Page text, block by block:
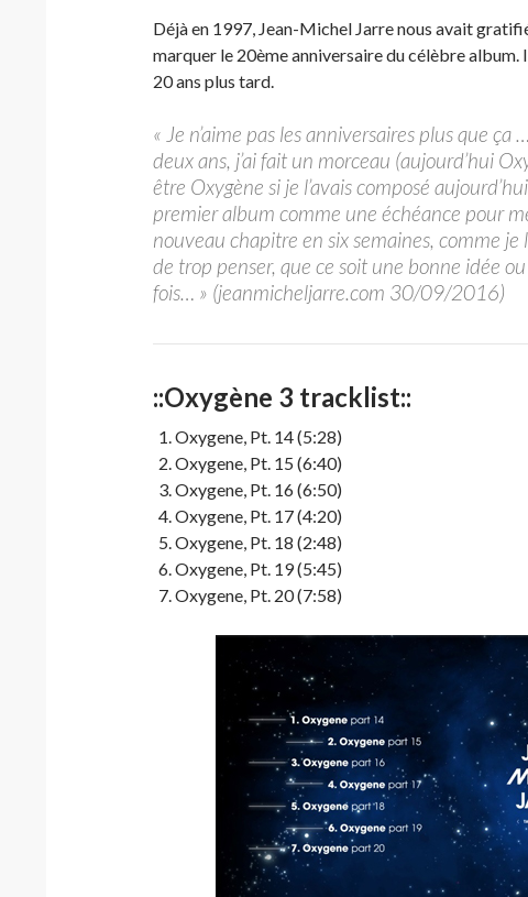
Déjà en 1997, Jean-Michel Jarre nous avait
marquer le 20ème anniversaire du célèbre
20 ans plus tard.
« Je n’aime pas les anniversaires plus que
deux ans, j’ai fait un morceau (aujourd’hui
être Oxygène si je l’avais composé
premier album comme une échéance pour
nouveau chapitre en six semaines, comme
de trop penser, que ce soit une bonne idée
fois… » (jeanmicheljarre.com 30/09/2016)
::Oxygène 3 tracklist::
Oxygene, Pt. 14 (5:28)
Oxygene, Pt. 15 (6:40)
Oxygene, Pt. 16 (6:50)
Oxygene, Pt. 17 (4:20)
Oxygene, Pt. 18 (2:48)
Oxygene, Pt. 19 (5:45)
Oxygene, Pt. 20 (7:58)